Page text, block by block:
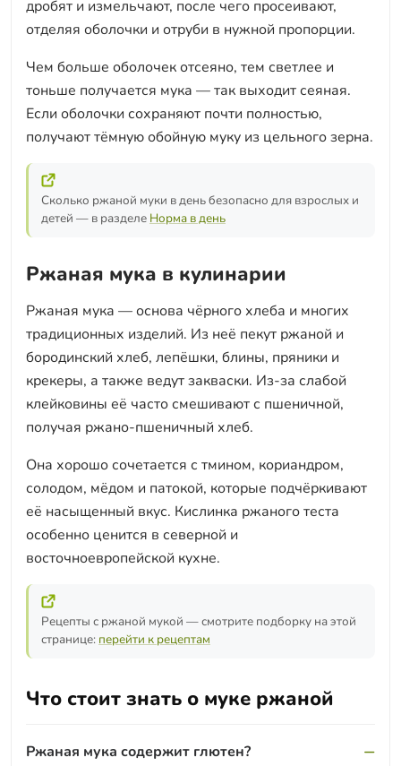
дробят и измельчают, после чего просеивают,
отделяя оболочки и отруби в нужной пропорции.
Чем больше оболочек отсеяно, тем светлее и
тоньше получается мука — так выходит сеяная.
Если оболочки сохраняют почти полностью,
получают тёмную обойную муку из цельного зерна.
Сколько ржаной муки в день безопасно для взрослых и
детей — в разделе Норма в день
Ржаная мука в кулинарии
Ржаная мука — основа чёрного хлеба и многих
традиционных изделий. Из неё пекут ржаной и
бородинский хлеб, лепёшки, блины, пряники и
крекеры, а также ведут закваски. Из-за слабой
клейковины её часто смешивают с пшеничной,
получая ржано-пшеничный хлеб.
Она хорошо сочетается с тмином, кориандром,
солодом, мёдом и патокой, которые подчёркивают
её насыщенный вкус. Кислинка ржаного теста
особенно ценится в северной и
восточноевропейской кухне.
Рецепты с ржаной мукой — смотрите подборку на этой
странице: перейти к рецептам
Что стоит знать о муке ржаной
Ржаная мука содержит глютен?